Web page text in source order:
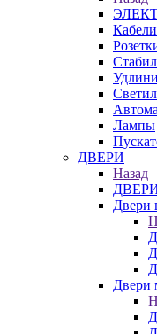
Лампы
ДВЕРИ
Назад
Двери
Двери